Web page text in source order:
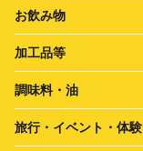
お飲み物
加工品等
調味料・油
旅行・イベント・体験